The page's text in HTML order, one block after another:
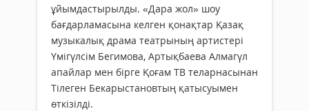
ұйымдастырылды. «Дара жол» шоу
бағдарламасына келген қонақтар Қазақ
музыкалық драма театрының артистері
Үмігүлсім Бегимова, Артықбаева Алмагүл
апайлар мен бірге Қоғам ТВ теларнасынан
Тілеген Бекарыстановтың қатысуымен
өткізілді.